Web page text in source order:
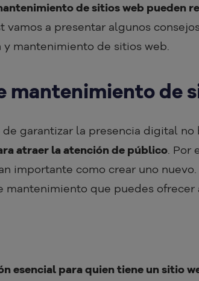
de sitios web pueden
vamos a presentar algunos
y mantenimiento de sitios web.
mantenimiento de
garantizar la presencia digital no
atraer la atención de público. Por
importante como crear uno
mantenimiento que puedes ofrecer
esencial para quien tiene un sitio